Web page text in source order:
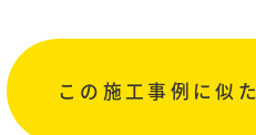
この施工事例に似た